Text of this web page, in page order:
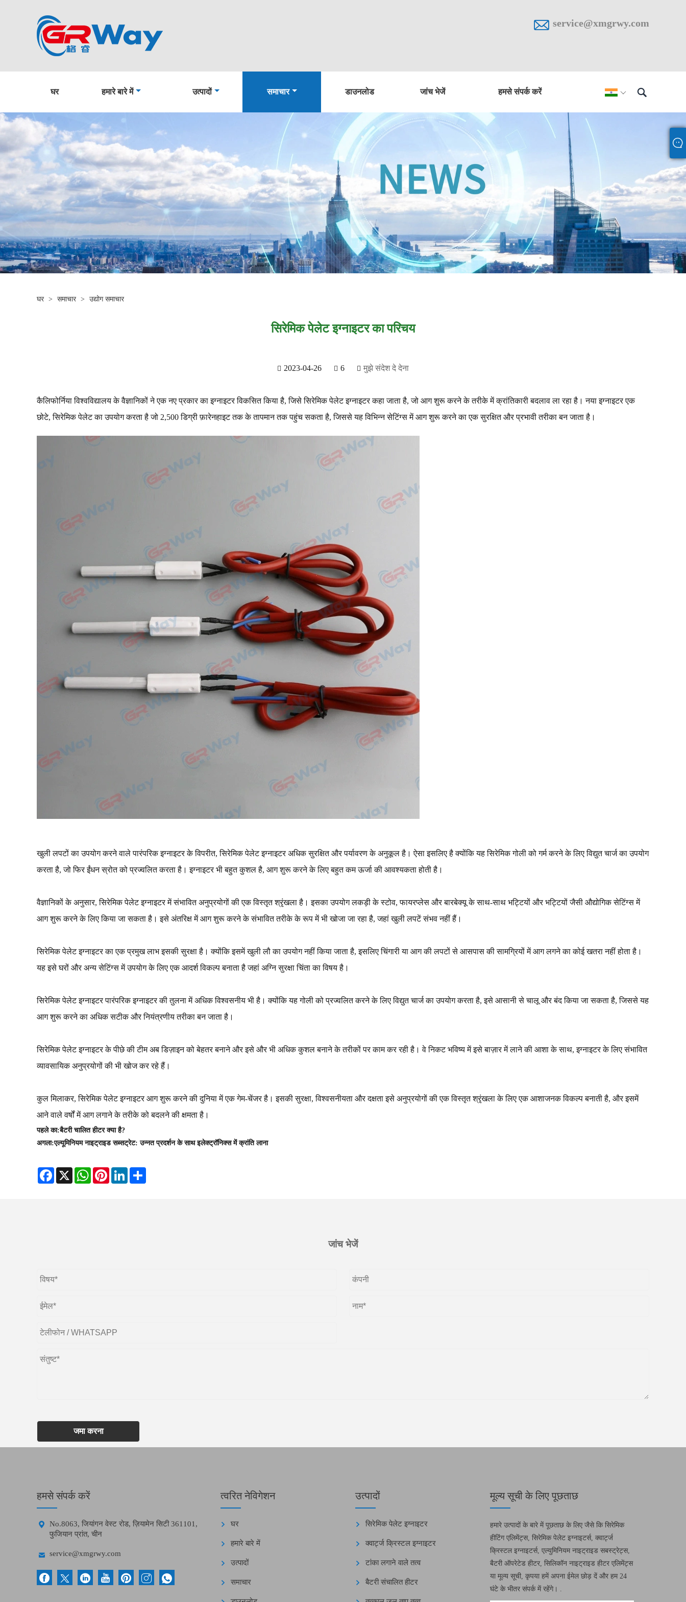
 service@xmgrwy.com
 
घर हमारे बारे में उत्पादों समाचार डाउनलोड जांच भेजें हमसे संपर्क करें
घर > समाचार > उद्योग समाचार
सिरेमिक पेलेट इग्नाइटर का परिचय
2023-04-26 6 मुझे संदेश दे देना
कैलिफोर्निया विश्वविद्यालय के वैज्ञानिकों ने एक नए प्रकार का इग्नाइटर विकसित किया है, जिसे सिरेमिक पेलेट इग्नाइटर कहा जाता है, जो आग शुरू करने के तरीके में क्रांतिकारी बदलाव ला रहा है। नया इग्नाइटर एक
छोटे, सिरेमिक पेलेट का उपयोग करता है जो 2,500 डिग्री फ़ारेनहाइट तक के तापमान तक पहुंच सकता है, जिससे यह विभिन्न सेटिंग्स में आग शुरू करने का एक सुरक्षित और प्रभावी तरीका बन जाता है।
खुली लपटों का उपयोग करने वाले पारंपरिक इग्नाइटर के विपरीत, सिरेमिक पेलेट इग्नाइटर अधिक सुरक्षित और पर्यावरण के अनुकूल है। ऐसा इसलिए है क्योंकि यह सिरेमिक गोली को गर्म करने के लिए विद्युत चार्ज का उपयोग
करता है, जो फिर ईंधन स्रोत को प्रज्वलित करता है। इग्नाइटर भी बहुत कुशल है, आग शुरू करने के लिए बहुत कम ऊर्जा की आवश्यकता होती है।
वैज्ञानिकों के अनुसार, सिरेमिक पेलेट इग्नाइटर में संभावित अनुप्रयोगों की एक विस्तृत श्रृंखला है। इसका उपयोग लकड़ी के स्टोव, फायरप्लेस और बारबेक्यू के साथ-साथ भट्टियों और भट्टियों जैसी औद्योगिक सेटिंग्स में
आग शुरू करने के लिए किया जा सकता है। इसे अंतरिक्ष में आग शुरू करने के संभावित तरीके के रूप में भी खोजा जा रहा है, जहां खुली लपटें संभव नहीं हैं।
सिरेमिक पेलेट इग्नाइटर का एक प्रमुख लाभ इसकी सुरक्षा है। क्योंकि इसमें खुली लौ का उपयोग नहीं किया जाता है, इसलिए चिंगारी या आग की लपटों से आसपास की सामग्रियों में आग लगने का कोई खतरा नहीं होता है।
यह इसे घरों और अन्य सेटिंग्स में उपयोग के लिए एक आदर्श विकल्प बनाता है जहां अग्नि सुरक्षा चिंता का विषय है।
सिरेमिक पेलेट इग्नाइटर पारंपरिक इग्नाइटर की तुलना में अधिक विश्वसनीय भी है। क्योंकि यह गोली को प्रज्वलित करने के लिए विद्युत चार्ज का उपयोग करता है, इसे आसानी से चालू और बंद किया जा सकता है, जिससे यह
आग शुरू करने का अधिक सटीक और नियंत्रणीय तरीका बन जाता है।
सिरेमिक पेलेट इग्नाइटर के पीछे की टीम अब डिज़ाइन को बेहतर बनाने और इसे और भी अधिक कुशल बनाने के तरीकों पर काम कर रही है। वे निकट भविष्य में इसे बाज़ार में लाने की आशा के साथ, इग्नाइटर के लिए संभावित
व्यावसायिक अनुप्रयोगों की भी खोज कर रहे हैं।
कुल मिलाकर, सिरेमिक पेलेट इग्नाइटर आग शुरू करने की दुनिया में एक गेम-चेंजर है। इसकी सुरक्षा, विश्वसनीयता और दक्षता इसे अनुप्रयोगों की एक विस्तृत श्रृंखला के लिए एक आशाजनक विकल्प बनाती है, और इसमें
आने वाले वर्षों में आग लगाने के तरीके को बदलने की क्षमता है।
पहले का:बैटरी चालित हीटर क्या है?
अगला:एल्यूमिनियम नाइट्राइड सब्सट्रेट: उन्नत प्रदर्शन के साथ इलेक्ट्रॉनिक्स में क्रांति लाना
Facebook
X WhatsAppPinterestLinkedIn
जांच भेजें
जमा करना
हमसे संपर्क करें

No.8063, जियांगन वेस्ट रोड, ज़ियामेन सिटी 361101,
फुजियान प्रांत, चीन
 service@xmgrwy.com
त्वरित नेविगेशन
घर
हमारे बारे में
उत्पादों
समाचार
उत्पादों
सिरेमिक पेलेट इग्नाइटर
क्वार्ट्ज क्रिस्टल इग्नाइटर
टांका लगाने वाले तत्व
बैटरी संचालित हीटर
मूल्य सूची के लिए पूछताछ
हमारे उत्पादों के बारे में पूछताछ के लिए जैसे कि सिरेमिक
हीटिंग एलिमेंट्स, सिरेमिक पेलेट इग्नाइटर्स, क्वार्ट्ज
क्रिस्टल इग्नाइटर्स, एल्युमिनियम नाइट्राइड सबस्ट्रेट्स,
बैटरी ऑपरेटेड हीटर, सिलिकॉन नाइट्राइड हीटर एलिमेंट्स
या मूल्य सूची, कृपया हमें अपना ईमेल छोड़ दें और हम 24
घंटे के भीतर संपर्क में रहेंगे। .